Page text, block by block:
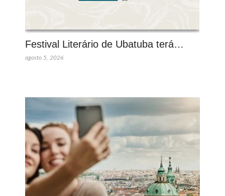
Festival Literário de Ubatuba terá…
agosto 5, 2026